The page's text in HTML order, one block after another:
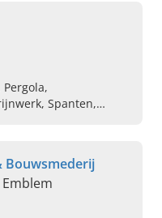
Spanten,
Bouwsmederij